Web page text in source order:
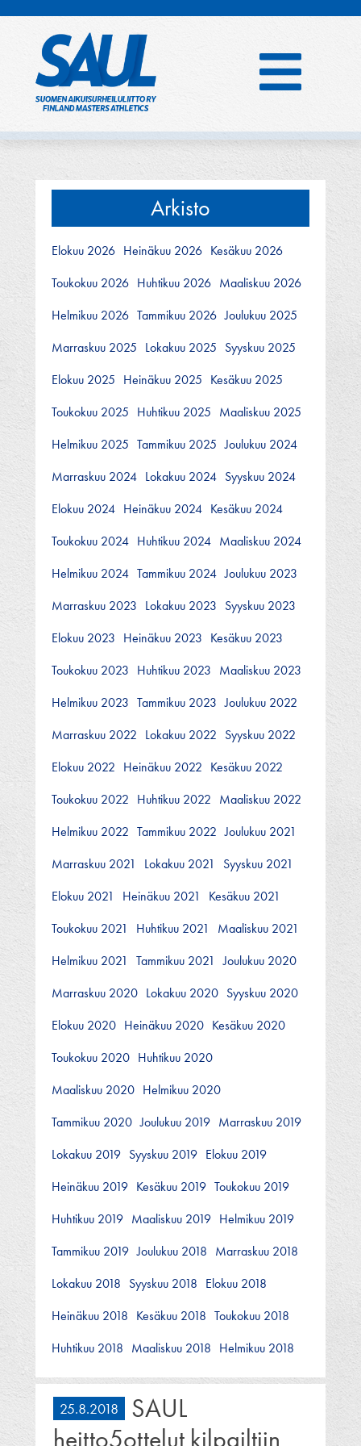
Arkisto
Elokuu 2026 Heinäkuu 2026 Kesäkuu 2026
Toukokuu 2026 Huhtikuu 2026 Maaliskuu 2026
Helmikuu 2026 Tammikuu 2026 Joulukuu 2025
Marraskuu 2025 Lokakuu 2025 Syyskuu 2025
Elokuu 2025 Heinäkuu 2025 Kesäkuu 2025
Toukokuu 2025 Huhtikuu 2025 Maaliskuu 2025
Helmikuu 2025 Tammikuu 2025 Joulukuu 2024
Marraskuu 2024 Lokakuu 2024 Syyskuu 2024
Elokuu 2024 Heinäkuu 2024 Kesäkuu 2024
Toukokuu 2024 Huhtikuu 2024 Maaliskuu 2024
Helmikuu 2024 Tammikuu 2024 Joulukuu 2023
Marraskuu 2023 Lokakuu 2023 Syyskuu 2023
Elokuu 2023 Heinäkuu 2023 Kesäkuu 2023
Toukokuu 2023 Huhtikuu 2023 Maaliskuu 2023
Helmikuu 2023 Tammikuu 2023 Joulukuu 2022
Marraskuu 2022 Lokakuu 2022 Syyskuu 2022
Elokuu 2022 Heinäkuu 2022 Kesäkuu 2022
Toukokuu 2022 Huhtikuu 2022 Maaliskuu 2022
Helmikuu 2022 Tammikuu 2022 Joulukuu 2021
Marraskuu 2021
Lokakuu 2021
Syyskuu 2021
Elokuu 2021
Heinäkuu 2021
Kesäkuu 2021
Toukokuu 2021
Huhtikuu 2021
Maaliskuu 2021
Helmikuu 2021
Tammikuu 2021
Joulukuu 2020
Marraskuu 2020 Lokakuu 2020 Syyskuu 2020
Elokuu 2020 Heinäkuu 2020 Kesäkuu 2020
Toukokuu 2020 Huhtikuu 2020
Maaliskuu 2020 Helmikuu 2020
Tammikuu 2020 Joulukuu 2019 Marraskuu 2019
Lokakuu 2019 Syyskuu 2019 Elokuu 2019
Heinäkuu 2019 Kesäkuu 2019 Toukokuu 2019
Huhtikuu 2019 Maaliskuu 2019 Helmikuu 2019
Tammikuu 2019 Joulukuu 2018 Marraskuu 2018
Lokakuu 2018 Syyskuu 2018 Elokuu 2018
Heinäkuu 2018 Kesäkuu 2018 Toukokuu 2018
Huhtikuu 2018 Maaliskuu 2018 Helmikuu 2018
25.8.2018
SAUL
heitto5ottelut kilpailtiin